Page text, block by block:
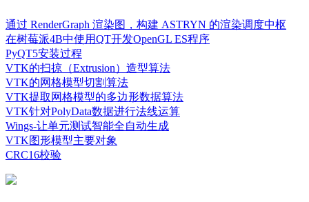
通过 RenderGraph 渲染图，构建 ASTRYN 的渲染调度中枢
在树莓派4B中使用QT开发OpenGL ES程序
PyQT5安装过程
VTK的扫掠（Extrusion）造型算法
VTK的网格模型切割算法
VTK提取网格模型的多边形数据算法
VTK针对PolyData数据进行法线运算
Wings-让单元测试智能全自动生成
VTK图形模型主要对象
CRC16校验